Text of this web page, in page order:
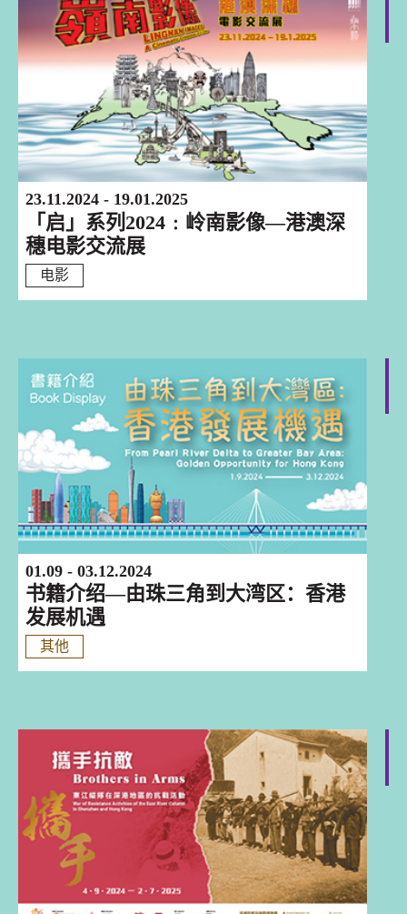
23.11.2024 - 19.01.2025
「启」系列2024﹕岭南影像—港澳深
穗电影交流展
电影
01.09 - 03.12.2024
书籍介绍—由珠三角到大湾区：香港
发展机遇
其他